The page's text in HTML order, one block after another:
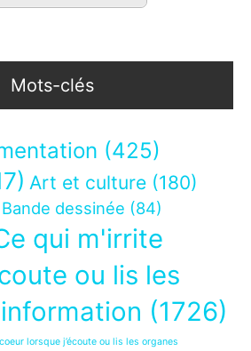
Mots-clés
(425)
Art et culture (180)
Bande dessinée (84)
qui m'irrite
ou lis les
(1726)
lorsque j’écoute ou lis les organes